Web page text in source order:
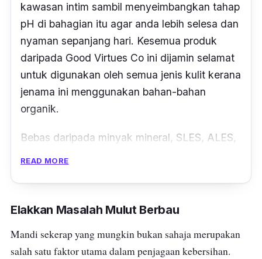
kawasan intim sambil menyeimbangkan tahap
pH di bahagian itu agar anda lebih selesa dan
nyaman sepanjang hari. Kesemua produk
daripada Good Virtues Co ini dijamin selamat
untuk digunakan oleh semua jenis kulit kerana
jenama ini menggunakan bahan-bahan
organik.
Bebas daripada minyak mineral, SLES, ALES,
READ MORE
Elakkan Masalah Mulut Berbau
Mandi sekerap yang mungkin bukan sahaja merupakan
salah satu faktor utama dalam penjagaan kebersihan.